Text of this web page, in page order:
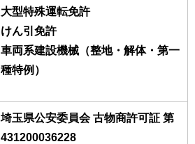
大型特殊運転免許
けん引免許
車両系建設機械（整地・解体・第一
種特例）
埼玉県公安委員会 古物商許可証 第
431200036228